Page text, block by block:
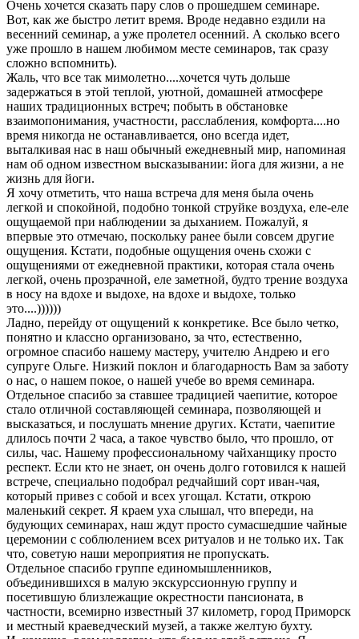
Очень хочется сказать пару слов о прошедшем семинаре.
Вот, как же быстро летит время. Вроде недавно ездили на
весенний семинар, а уже пролетел осенний. А сколько всего
уже прошло в нашем любимом месте семинаров, так сразу
сложно вспомнить).
Жаль, что все так мимолетно....хочется чуть дольше
задержаться в этой теплой, уютной, домашней атмосфере
наших традиционных встреч; побыть в обстановке
взаимопонимания, участности, расслабления, комфорта....но
время никогда не останавливается, оно всегда идет,
выталкивая нас в наш обычный ежедневный мир, напоминая
нам об одном известном высказывании: йога для жизни, а не
жизнь для йоги.
Я хочу отметить, что наша встреча для меня была очень
легкой и спокойной, подобно тонкой струйке воздуха, еле-еле
ощущаемой при наблюдении за дыханием. Пожалуй, я
впервые это отмечаю, поскольку ранее были совсем другие
ощущения. Кстати, подобные ощущения очень схожи с
ощущениями от ежедневной практики, которая стала очень
легкой, очень прозрачной, еле заметной, будто трение воздуха
в носу на вдохе и выдохе, на вдохе и выдохе, только
это....))))))
Ладно, перейду от ощущений к конкретике. Все было четко,
понятно и классно организовано, за что, естественно,
огромное спасибо нашему мастеру, учителю Андрею и его
супруге Ольге. Низкий поклон и благодарность Вам за заботу
о нас, о нашем покое, о нашей учебе во время семинара.
Отдельное спасибо за ставшее традицией чаепитие, которое
стало отличной составляющей семинара, позволяющей и
высказаться, и послушать мнение других. Кстати, чаепитие
длилось почти 2 часа, а такое чувство было, что прошло, от
силы, час. Нашему профессиональному чайханщику просто
респект. Если кто не знает, он очень долго готовился к нашей
встрече, специально подобрал редчайший сорт иван-чая,
который привез с собой и всех угощал. Кстати, открою
маленький секрет. Я краем уха слышал, что впереди, на
будующих семинарах, наш ждут просто сумасшедшие чайные
церемонии с соблюлением всех ритуалов и не только их. Так
что, советую наши мероприятия не пропускать.
Отдельное спасибо группе единомышленников,
объединившихся в малую экскурссионную группу и
посетившую близлежащие окрестности пансионата, в
частности, всемирно известный 37 километр, город Приморск
и местный краеведческий музей, а также желтую бухту.